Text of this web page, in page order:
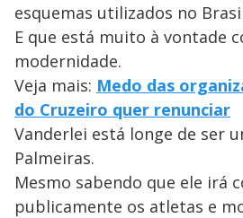
esquemas utilizados no
E que está muito à vontade
modernidade.
Veja mais: Medo das
do Cruzeiro quer renunciar
Vanderlei está longe de ser
Palmeiras.
Mesmo sabendo que ele irá
publicamente os atletas e